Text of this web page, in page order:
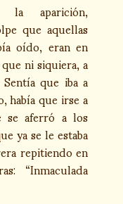
la aparición,
que aquellas
oído, eran en
ni siquiera, a
que iba a
había que irse a
se aferró a los
ya se le estaba
repitiendo en
“Inmaculada